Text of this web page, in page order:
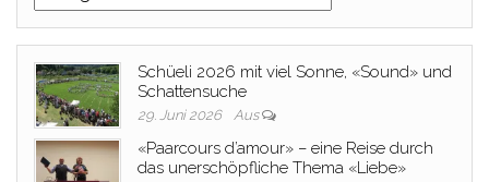
Schüeli 2026 mit viel Sonne, «Sound» und
Schattensuche
29. Juni 2026 Aus
«Paarcours d’amour» – eine Reise durch
das unerschöpfliche Thema «Liebe»